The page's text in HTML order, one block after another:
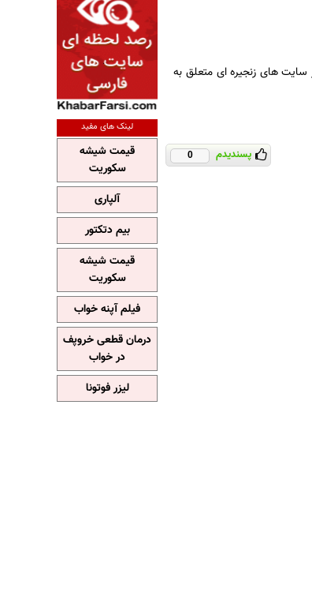
سایت های زنجیره ای متعلق به
پسندیدم 0
لینک های مفید
قیمت شیشه
سکوریت
آلپاری
بیم دتکتور
قیمت شیشه
سکوریت
فیلم آپنه خواب
درمان قطعی خروپف
در خواب
لیزر فوتونا